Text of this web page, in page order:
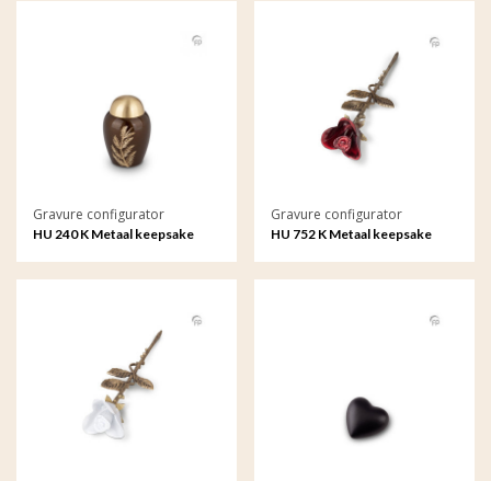
Gravure configurator
HU 240 K Metaal keepsake
Gravure configurator
HU 752 K Metaal keepsake